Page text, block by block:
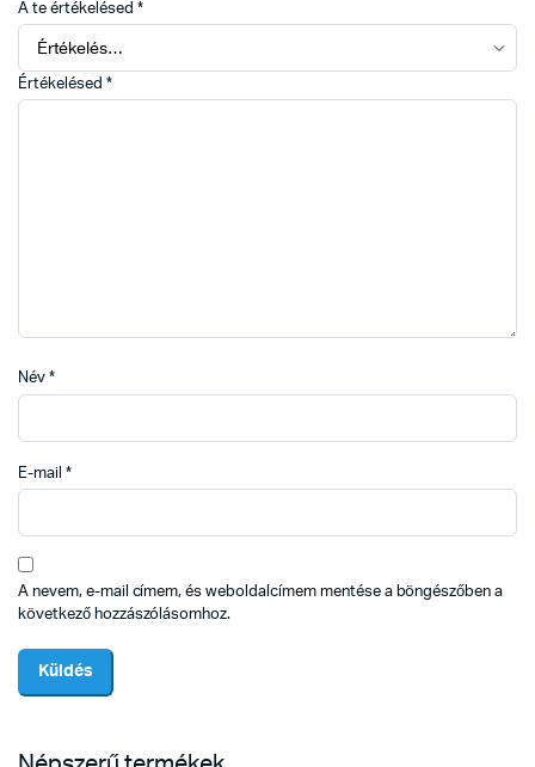
A te értékelésed *
Értékelésed *
Név *
E-mail *
A nevem, e-mail címem, és weboldalcímem mentése a böngészőben a
következő hozzászólásomhoz.